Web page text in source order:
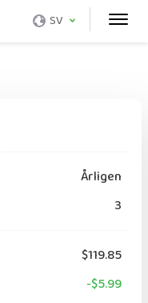
SV
Årligen
3
$119.85
-$5.99